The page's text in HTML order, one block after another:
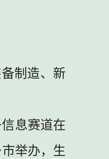
制造、新
息赛道在
举办，生